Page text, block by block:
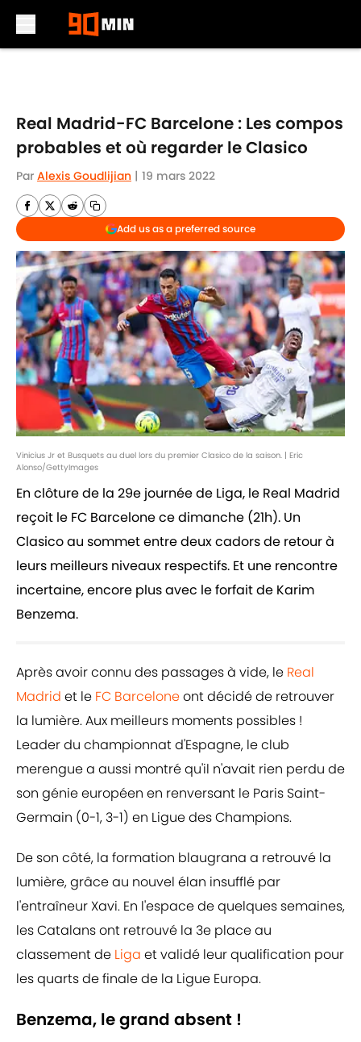
Real Madrid-FC Barcelone : Les compos
probables et où regarder le Clasico
Par Alexis Goudlijian | 19 mars 2022
Add us as a preferred source
Vinicius Jr et Busquets au duel lors du premier Clasico de la saison. | Eric
Alonso/GettyImages
En clôture de la 29e journée de Liga, le Real Madrid
reçoit le FC Barcelone ce dimanche (21h). Un
Clasico au sommet entre deux cadors de retour à
leurs meilleurs niveaux respectifs. Et une rencontre
incertaine, encore plus avec le forfait de Karim
Benzema.
Après avoir connu des passages à vide, le Real
Madrid et le FC Barceloneont décidé de retrouver
la lumière. Aux meilleurs moments possibles !
Leader du championnat d'Espagne, le club
merengue a aussi montré qu'il n'avait rien perdu de
son génie européen en renversant le Paris Saint-
Germain (0-1, 3-1) en Ligue des Champions.
De son côté, la formation blaugrana a retrouvé la
lumière, grâce au nouvel élan insufflé par
l'entraîneur Xavi. En l'espace de quelques semaines,
les Catalans ont retrouvé la 3e place au
classement de Liga et validé leur qualification pour
les quarts de finale de la Ligue Europa.
Benzema, le grand absent !